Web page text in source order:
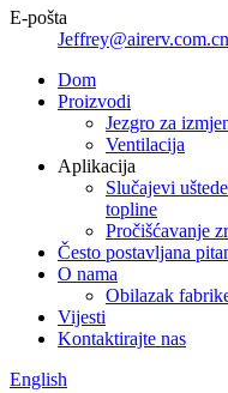
E-pošta
Jeffrey@airerv.com.cn
Dom
Proizvodi
Jezgro za
Ventilacija
Aplikacija
Slučajevi
topline
Pročišćavanje
Često postavljana
O nama
Obilazak
Vijesti
Kontaktirajte nas
English